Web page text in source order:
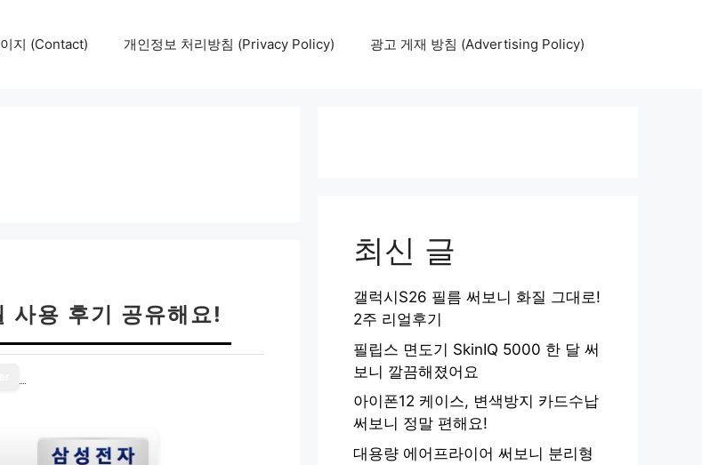
지 (Contact) 개인정보 처리방침 (Privacy Policy) 광고 게재 방침 (Advertising Policy)
용 후기 공유해요!
최신 글
갤럭시S26 필름 써보니 화질 그대로!
2주 리얼후기
필립스 면도기 SkinIQ 5000 한 달 써
보니 깔끔해졌어요
아이폰12 케이스, 변색방지 카드수납
써보니 정말 편해요!
대용량 에어프라이어 써보니 분리형